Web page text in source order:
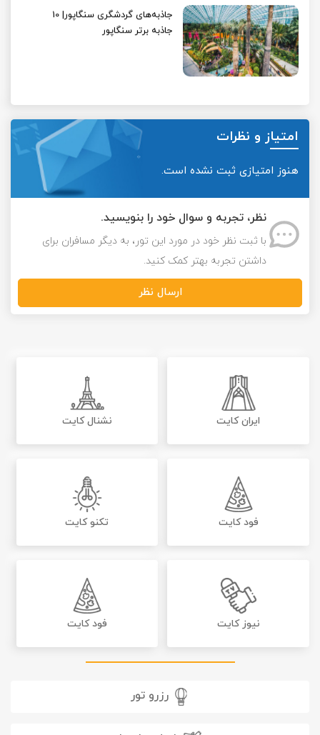
جاذبه‌های گردشگری سنگاپور| 10
جاذبه برتر سنگاپور
امتیاز و نظرات
هنوز امتیازی ثبت نشده است.
نظر، تجربه و سوال خود را بنویسید.
با ثبت نظر خود در مورد این تور، به دیگر مسافران برای
داشتن تجربه بهتر کمک کنید.
ارسال نظر
ایران کایت نشنال کایت
فود کایت تکنو کایت
نیوز کایت فود کایت
رزرو تور